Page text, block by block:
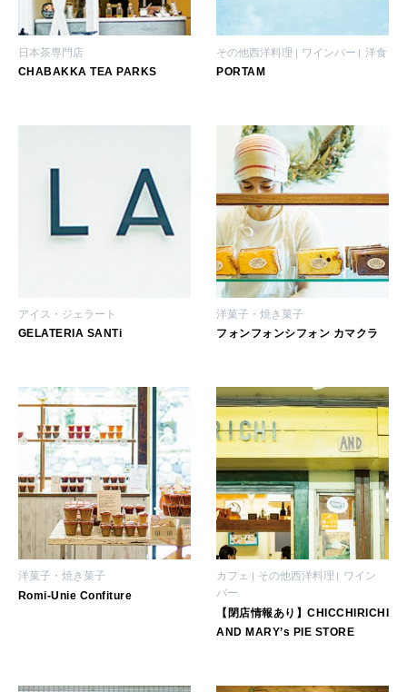
日本茶専門店
CHABAKKA TEA PARKS
その他西洋料理 ワインバー 洋食
PORTAM
アイス・ジェラート
GELATERIA SANTi
洋菓子・焼き菓子
フォンフォンシフォン カマクラ
洋菓子・焼き菓子
Romi-Unie Confiture
カフェ その他西洋料理
ワイン
バー
【閉店情報あり】CHICCHIRICHI
AND MARY’s PIE STORE